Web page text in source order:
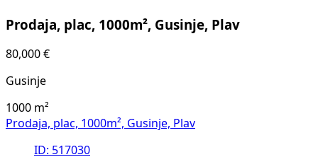
Prodaja, plac, 1000m², Gusinje, Plav
80,000 €
Gusinje
1000 m²
Prodaja, plac, 1000m², Gusinje, Plav
ID: 517030